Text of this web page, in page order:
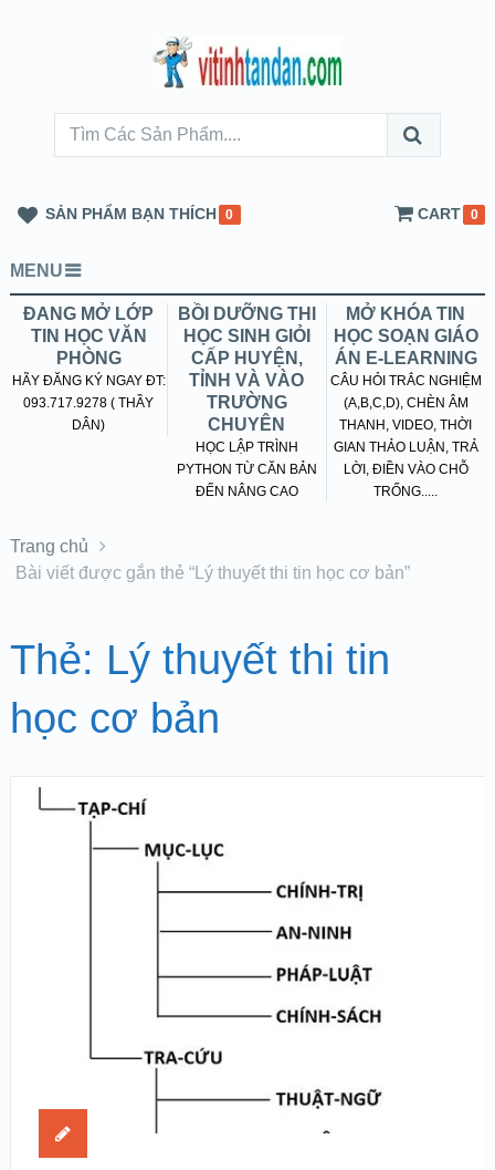
SẢN PHẨM BẠN THÍCH 0 CART 0
MENU
ĐANG MỞ LỚP
TIN HỌC VĂN
PHÒNG
HÃY ĐĂNG KÝ NGAY ĐT:
093.717.9278 ( THẦY
DÂN)
BỒI DƯỠNG THI
HỌC SINH GIỎI
CẤP HUYỆN,
TỈNH VÀ VÀO
TRƯỜNG
CHUYÊN
HỌC LẬP TRÌNH
PYTHON TỪ CĂN BẢN
ĐẾN NÂNG CAO
MỞ KHÓA TIN
HỌC SOẠN GIÁO
ÁN E-LEARNING
CÂU HỎI TRẮC NGHIỆM
(A,B,C,D), CHÈN ÂM
THANH, VIDEO, THỜI
GIAN THẢO LUẬN, TRẢ
LỜI, ĐIỀN VÀO CHỖ
TRỐNG.....
Trang chủ
Bài viết được gắn thẻ “Lý thuyết thi tin học cơ bản”
Thẻ: Lý thuyết thi tin
học cơ bản